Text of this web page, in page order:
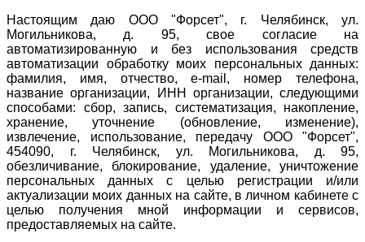
Настоящим даю ООО "Форсет", г. Челябинск, ул.
Могильникова, д. 95, свое согласие на
автоматизированную и без использования средств
автоматизации обработку моих персональных данных:
фамилия, имя, отчество, e-mail, номер телефона,
название организации, ИНН организации, следующими
способами: сбор, запись, систематизация, накопление,
хранение, уточнение (обновление, изменение),
извлечение, использование, передачу ООО "Форсет",
454090, г. Челябинск, ул. Могильникова, д. 95,
обезличивание, блокирование, удаление, уничтожение
персональных данных с целью регистрации и/или
актуализации моих данных на сайте, в личном кабинете с
целью получения мной информации и сервисов,
предоставляемых на сайте.